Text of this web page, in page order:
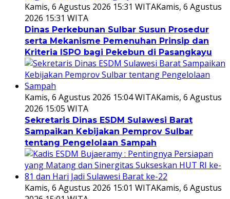
Kamis, 6 Agustus 2026 15:31 WITAKamis, 6 Agustus
2026 15:31 WITA
Dinas Perkebunan Sulbar Susun Prosedur
serta Mekanisme Pemenuhan Prinsip dan
Kriteria ISPO bagi Pekebun di Pasangkayu
Kamis, 6 Agustus 2026 15:04 WITAKamis, 6 Agustus
2026 15:05 WITA
Sekretaris Dinas ESDM Sulawesi Barat
Sampaikan Kebijakan Pemprov Sulbar
tentang Pengelolaan Sampah
Kamis, 6 Agustus 2026 15:01 WITAKamis, 6 Agustus